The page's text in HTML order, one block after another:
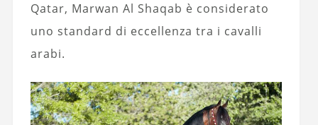
Qatar, Marwan Al Shaqab è considerato
uno standard di eccellenza tra i cavalli
arabi.